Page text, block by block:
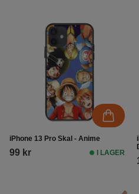
iPhone 13 Pro Skal - Anime
99 kr I LAGER